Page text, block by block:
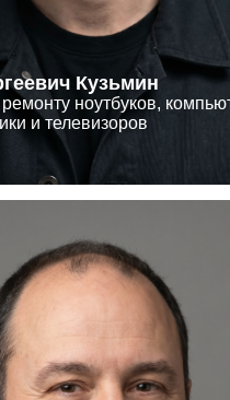
Кузьмин
ноутбуков,
и телевизоров